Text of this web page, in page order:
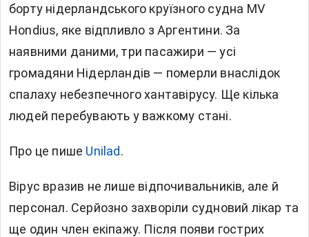
борту нідерландського круїзного судна MV
Hondius, яке відпливло з Аргентини. За
наявними даними, три пасажири — усі
громадяни Нідерландів — померли внаслідок
спалаху небезпечного хантавірусу. Ще кілька
людей перебувають у важкому стані.
Про це пише Unilad.
Вірус вразив не лише відпочивальників, але й
персонал. Серйозно захворіли судновий лікар та
ще один член екіпажу. Після появи гострих